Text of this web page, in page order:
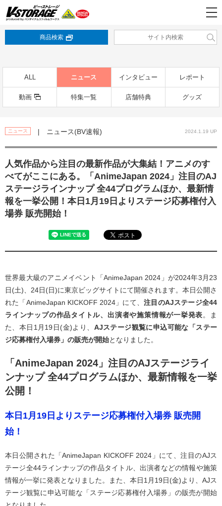
商品検索
ALL ニュース インタビュー レポート
動画 特集一覧 店舗特典 グッズ
ニュース | ニュース(BV速報) 2024.1.19 UP
人気作品から注目の最新作品が大集結！アニメのす
べてがここにある。「AnimeJapan 2024」注目のAJ
ステージラインナップ 全44プログラムほか、最新情
報を一挙公開！本日1月19日よりステージ応募権付入
場券 販売開始！
世界最大級のアニメイベント「AnimeJapan 2024」が2024年3月23
日(土)、24日(日)に東京ビッグサイトにて開催されます。本日公開さ
れた「AnimeJapan KICKOFF 2024」にて、注目のAJステージ全44
ラインナップの作品タイトル、出演者や施策情報が一挙発表。ま
た、本日1月19日(金)より、 AJステージ観覧に申込可能な「ステー
ジ応募権付入場券」の販売が開始となりました。
「AnimeJapan 2024」注目のAJステージライ
ンナップ 全44プログラムほか、最新情報を一挙
公開！
本日1月19日よりステージ応募権付入場券 販売開
始！
本日公開された「AnimeJapan KICKOFF 2024」にて、注目のAJス
テージ全44ラインナップの作品タイトル、出演者などの情報や施策
情報が一挙に発表となりました。また、本日1月19日(金)より、AJス
テージ観覧に申込可能な「ステージ応募権付入場券」の販売が開始